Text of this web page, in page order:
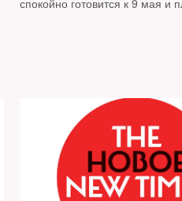
спокойно готовится к 9 мая и